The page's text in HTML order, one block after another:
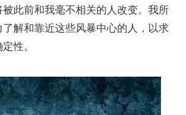
此前和我毫不相关的人改变。我所
解和靠近这些风暴中心的人，以求
性。